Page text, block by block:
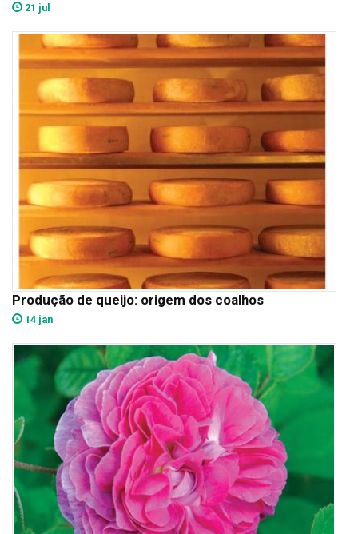
21 jul
Produção de queijo: origem dos coalhos
14 jan